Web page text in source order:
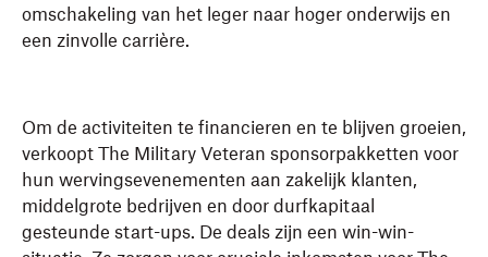
omschakeling van het leger naar hoger onderwijs en
een zinvolle carrière.
Om de activiteiten te financieren en te blijven groeien,
verkoopt The Military Veteran sponsorpakketten voor
hun wervingsevenementen aan zakelijk klanten,
middelgrote bedrijven en door durfkapitaal
gesteunde start-ups. De deals zijn een win-win-